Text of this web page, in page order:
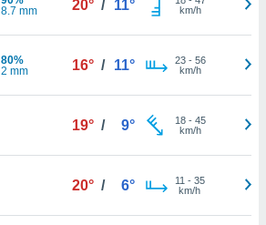
8.7 mm
20° / 11°
km/h
80%
2 mm
16° / 11° 23- 56
km/h
19° / 9° 18- 45
km/h
20° / 6° 11 - 35
km/h